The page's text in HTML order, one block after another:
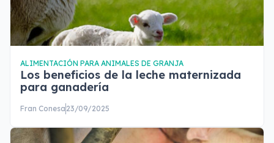
ALIMENTACIÓN PARA ANIMALES DE GRANJA
Los beneficios de la leche maternizada
para ganadería
Fran Conesa 23/09/2025